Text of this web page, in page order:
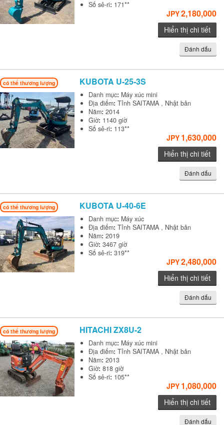
Số sê-ri: 171**
JPY2,180,000
Hiển thị chi tiết
Đánh dấu
có thể thương lượng KUBOTA U-25-3S
Danh mục: Máy xúc mini
Địa điểm:Tỉnh SAITAMA , Nhật bản
Năm:2014
Giờ: 1140 giờ
Số sê-ri: 113**
JPY 1,630,000
Hiển thị chi tiết
Đánh dấu
có thể thương lượng KUBOTA U-40-6E
Danh mục: Máy xúc
Địa điểm:Tỉnh SAITAMA , Nhật bản
Năm:2019
Giờ:3467 giờ
Số sê-ri:319**
JPY2,480,000
Hiển thị chi tiết
Đánh dấu
có thể thương lượng HITACHIZX8U-2
Danh mục: Máy xúc mini
Địa điểm:Tỉnh SAITAMA , Nhật bản
Năm:2013
Giờ:818 giờ
Số sê-ri: 105**
JPY 1,080,000
Hiển thị chi tiết
Đánh dấu